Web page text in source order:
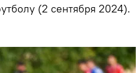
(2 сентября 2024).